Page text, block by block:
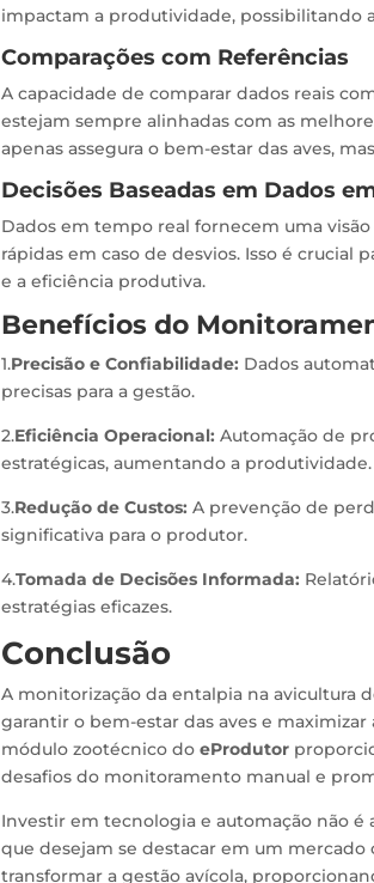
impactam a produtividade, possibilitando
Comparações com Referências
A capacidade de comparar dados reais
estejam sempre alinhadas com as
apenas assegura o bem-estar das aves,
Decisões Baseadas em Dados
Dados em tempo real fornecem uma
rápidas em caso de desvios. Isso é crucial
e a eficiência produtiva.
Benefícios do
1.Precisão e Confiabilidade: Dados
precisas para a gestão.
2.Eficiência Operacional: Automação de
estratégicas, aumentando a produtividade.
3.Redução de Custos: A prevenção de
significativa para o produtor.
4.Tomada de Decisões Informada:
estratégias eficazes.
Conclusão
A monitorização da entalpia na avicultura
garantir o bem-estar das aves e
módulo zootécnico do eProdutor
desafios do monitoramento manual e
Investir em tecnologia e automação não
que desejam se destacar em um
transformar a gestão avícola,